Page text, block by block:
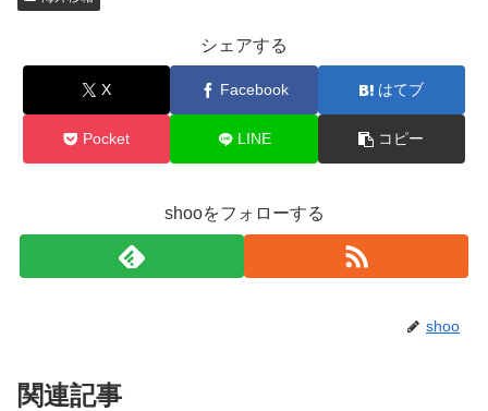
シェアする
X Facebook はてブ
Pocket LINE コピー
shooをフォローする
shoo
関連記事